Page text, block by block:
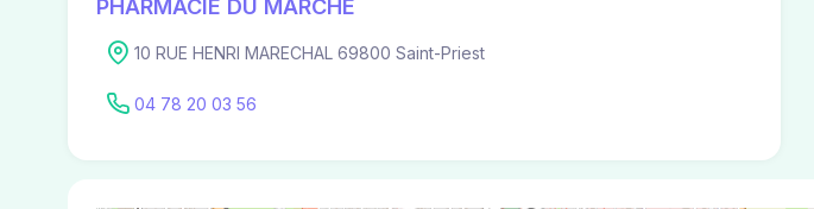
PHARMACIE DU MARCHE
10 RUE HENRI MARECHAL 69800 Saint-Priest
04 78 20 03 56